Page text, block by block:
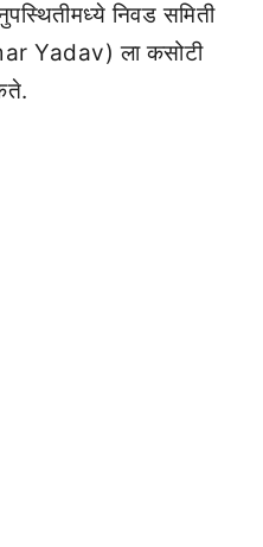
निवड समिती
Yadav) ला कसोटी